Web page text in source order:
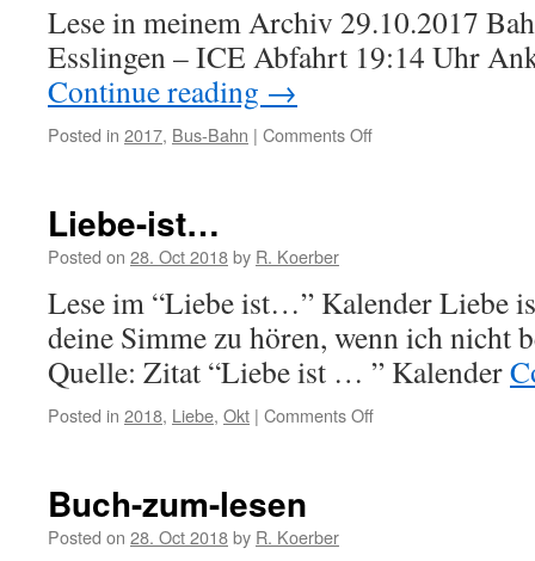
Lese in meinem Archiv 29.10.2017
Esslingen – ICE Abfahrt 19:14 Uhr
Continue reading →
Posted in 2017, Bus-Bahn | Comments Off
Liebe-ist…
Posted on 28. Oct 2018by R. Koerber
Lese im “Liebe ist…” Kalender Liebe
deine Simme zu hören, wenn ich nicht
Quelle: Zitat “Liebe ist … ” Kalender
Posted in 2018, Liebe, Okt | Comments Off
Buch-zum-lesen
Posted on 28. Oct 2018by R. Koerber